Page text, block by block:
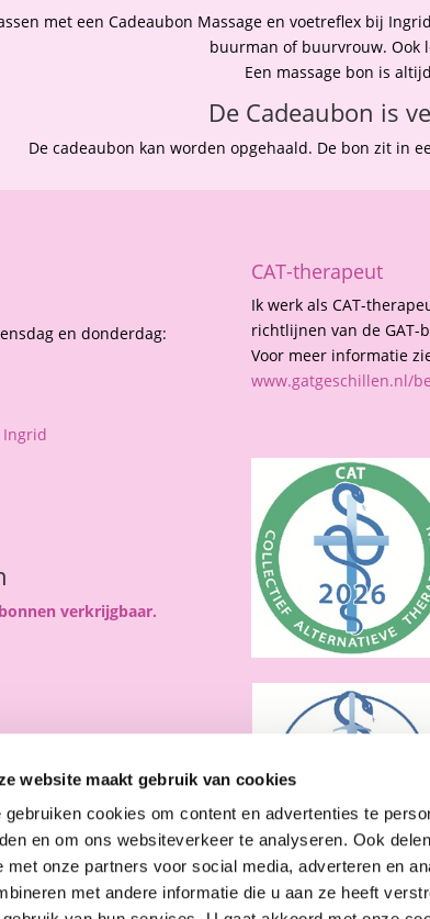
website maakt gebruik van cookies
gebruiken cookies om content en advertenties te
en om ons websiteverkeer te analyseren. Ook
met onze partners voor social media, adverteren en
met andere informatie die u aan ze heeft
met een Cadeaubon Massage en voetreflex bij
buurman of buurvrouw. Ook
Een massage bon is
De Cadeaubon is
De cadeaubon kan worden opgehaald. De bon zit in
en donderdag:
Ingrid
verkrijgbaar.
CAT-therapeut
Ik werk als CAT-
richtlijnen van de GAT-
Voor meer informatie
www.gatgeschillen.nl/